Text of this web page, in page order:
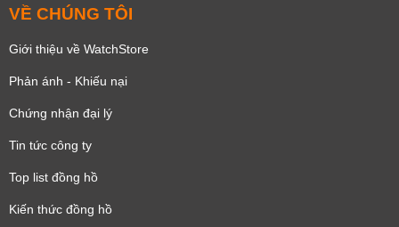
VỀ CHÚNG TÔI
Giới thiệu về WatchStore
Phản ánh - Khiếu nại
Chứng nhận đại lý
Tin tức công ty
Top list đồng hồ
Kiến thức đồng hồ